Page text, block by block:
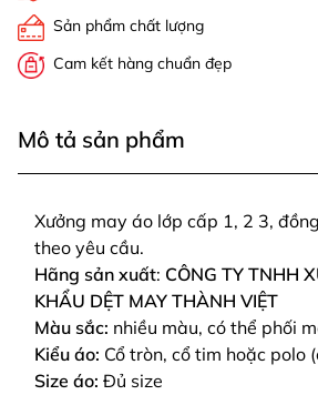
Sản phẩm chất lượng
Cam kết hàng chuẩn đẹp
Mô tả sản phẩm
Xưởng may áo lớp cấp 1, 2 3,
theo yêu cầu.
Hãng sản xuất: CÔNG TY TNHH
KHẨU DỆT MAY THÀNH VIỆT
Màu sắc: nhiều màu, có thể phối
Kiểu áo: Cổ tròn, cổ tim hoặc polo
Size áo: Đủ size